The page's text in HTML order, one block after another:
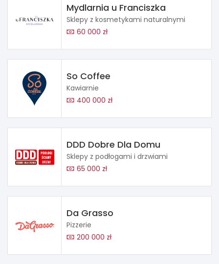
Mydlarnia u Franciszka
Sklepy z kosmetykami naturalnymi
60 000 zł
So Coffee
Kawiarnie
400 000 zł
DDD Dobre Dla Domu
Sklepy z podłogami i drzwiami
65 000 zł
Da Grasso
Pizzerie
200 000 zł